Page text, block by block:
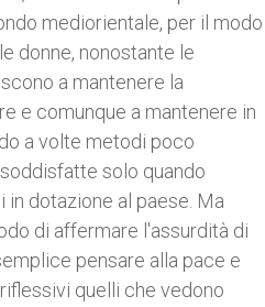
mediorientale, per il modo
donne, nonostante le
a mantenere la
e comunque a mantenere in
a volte metodi poco
solo quando
dotazione al paese. Ma
di affermare l'assurdità di
pensare alla pace e
quelli che vedono